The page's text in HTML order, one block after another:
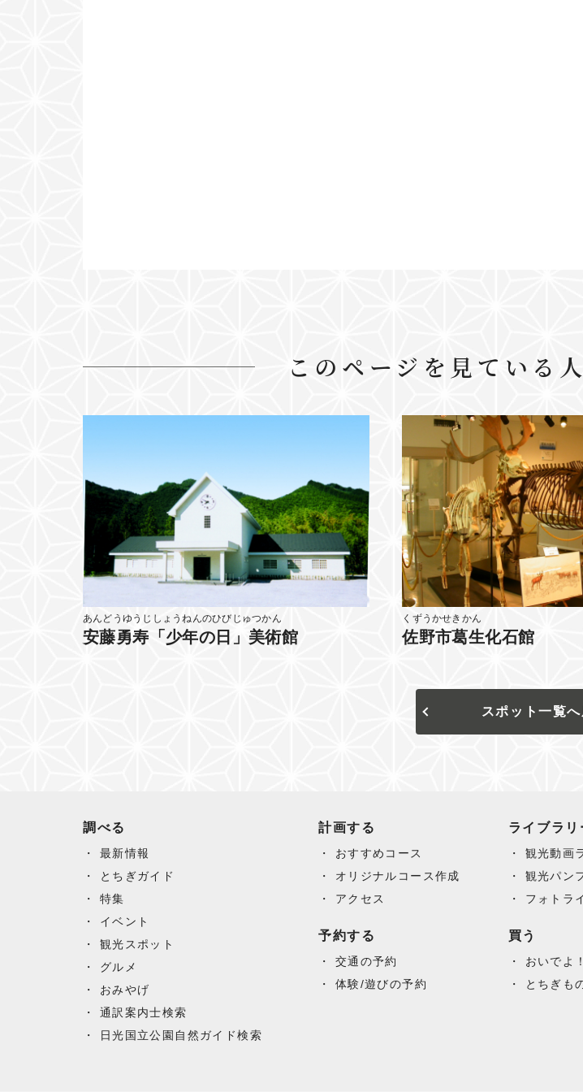
このページを見ている
あんどうゆうじしょうねんのひびじゅつかん
安藤勇寿「少年の日」美術館
くずうかせきかん
佐野市葛生化石館
スポット一覧へ
調べる
最新情報
とちぎガイド
特集
イベント
観光スポット
グルメ
おみやげ
通訳案内士検索
日光国立公園自然ガイド検索
計画する
おすすめコース
オリジナルコース作成
アクセス
予約する
交通の予約
体験/遊びの予約
ライブラリ
観光動画
観光パン
フォトラ
買う
おいでよ
とちぎも